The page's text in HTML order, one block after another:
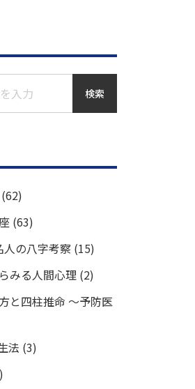
検索
(62)
(63)
人の八字考察 (15)
みる人間心理 (2)
と四柱推命 ～予防医
法 (3)